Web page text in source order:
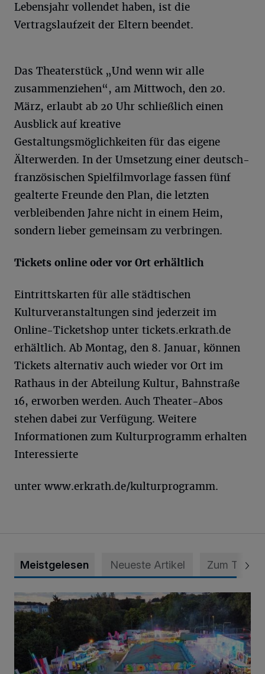
Lebensjahr vollendet haben, ist die
Vertragslaufzeit der Eltern beendet.
Das Theaterstück „Und wenn wir alle
zusammenziehen“, am Mittwoch, den 20.
März, erlaubt ab 20 Uhr schließlich einen
Ausblick auf kreative
Gestaltungsmöglichkeiten für das eigene
Älterwerden. In der Umsetzung einer deutsch-
französischen Spielfilmvorlage fassen fünf
gealterte Freunde den Plan, die letzten
verbleibenden Jahre nicht in einem Heim,
sondern lieber gemeinsam zu verbringen.
Tickets online oder vor Ort erhältlich
Eintrittskarten für alle städtischen
Kulturveranstaltungen sind jederzeit im
Online-Ticketshop unter tickets.erkrath.de
erhältlich. Ab Montag, den 8. Januar, können
Tickets alternativ auch wieder vor Ort im
Rathaus in der Abteilung Kultur, Bahnstraße
16, erworben werden. Auch Theater-Abos
stehen dabei zur Verfügung. Weitere
Informationen zum Kulturprogramm erhalten
Interessierte
unter www.erkrath.de/kulturprogramm.
Meistgelesen Neueste Artikel Zum Thema
Vier Tage mit vollem Programm